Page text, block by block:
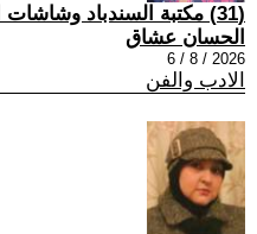
(31) مكتبة السندباد وشاشات الهاتف النقال
الحسان عشاق
2026 / 8 / 6
الادب والفن